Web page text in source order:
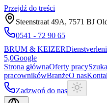
Przejdź do treści
Steenstraat 49A, 7571 BJ
0541 - 72 90 65
BRUM & KEIZER
5,0Google
Strona głównaOferty pracy
pracownikówBranżeO nas
Zadzwoń do nas